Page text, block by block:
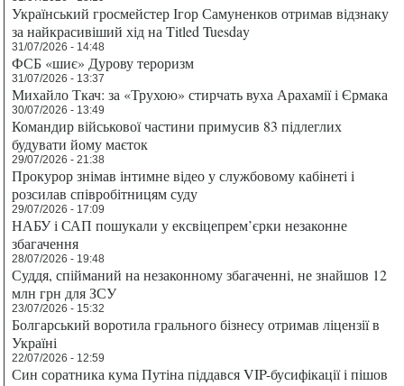
Український гросмейстер Ігор Самуненков отримав відзнаку
за найкрасивіший хід на Titled Tuesday
31/07/2026 - 14:48
ФСБ «шиє» Дурову тероризм
31/07/2026 - 13:37
Михайло Ткач: за «Трухою» стирчать вуха Арахамії і Єрмака
30/07/2026 - 13:49
Командир військової частини примусив 83 підлеглих
будувати йому маєток
29/07/2026 - 21:38
Прокурор знімав інтимне відео у службовому кабінеті і
розсилав співробітницям суду
29/07/2026 - 17:09
НАБУ і САП пошукали у ексвіцепрем’єрки незаконне
збагачення
28/07/2026 - 19:48
Суддя, спійманий на незаконному збагаченні, не знайшов 12
млн грн для ЗСУ
23/07/2026 - 15:32
Болгарський воротила грального бізнесу отримав ліцензії в
Україні
22/07/2026 - 12:59
Син соратника кума Путіна піддався VIP-бусифікації і пішов